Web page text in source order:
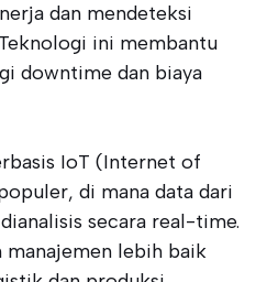
dan mendeteksi
ini membantu
downtime dan biaya
IoT (Internet of
di mana data dari
secara real-time.
lebih baik